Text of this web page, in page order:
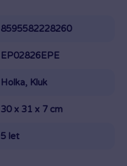
8595582228260
EP02826EPE
Holka, Kluk
30 x 31 x 7 cm
5 let